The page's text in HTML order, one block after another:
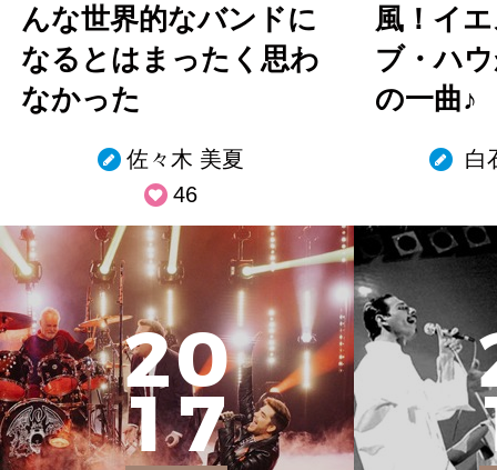
んな世界的なバンドに
なるとはまったく思わ
なかった
佐々木 美夏
46
風！イ
ブ・ハ
の一曲♪
白
20
1 7